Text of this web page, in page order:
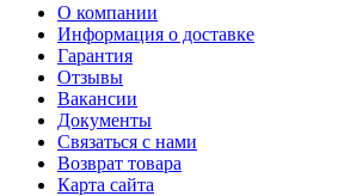
О компании
Информация о доставке
Гарантия
Отзывы
Вакансии
Документы
Связаться с нами
Возврат товара
Карта сайта